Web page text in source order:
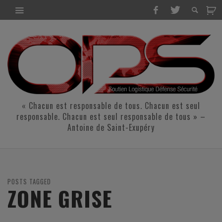
« Chacun est responsable de tous. Chacun est seul
responsable. Chacun est seul responsable de tous » –
Antoine de Saint-Exupéry
POSTS TAGGED
ZONE GRISE